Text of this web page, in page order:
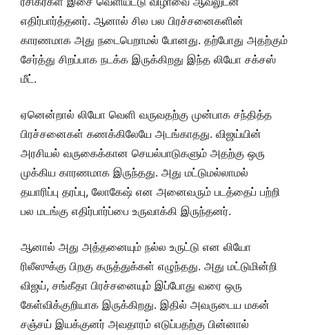
எதிர்பார்த்தனர். ஆனால் சில பல பிரச்சனைகளின்
காரணமாக அது நடைபெறாமல் போனது. தற்போது அதற்கும்
சேர்த்து சிறப்பாக நடக்க இருக்கிறது இந்த லியோ சக்சஸ்
மீட்.
ஏனென்றால் லியோ வெளி வருவதற்கு முன்பாக சந்தித்த
பிரச்சனைகள் கணக்கிலேயே அடங்காதது. விஜய்யின்
அரசியல் வருகைக்கான செயல்பாடுகளும் அதற்கு ஒரு
முக்கிய காரணமாக இருந்தது. அது மட்டுமல்லாமல்
தயாரிப்பு தரப்பு, லோகேஷ் என அனைவரும் படத்தைப் பற்றி
பல மடங்கு எதிர்பார்ப்பை உருவாக்கி இருந்தனர்.
ஆனால் அது அத்தனையும் நல்ல உருட்டு என லியோ
ரிலீஸுக்கு பிறகு கருத்துக்கள் எழுந்தது. அது மட்டுமின்றி
விஜய், சங்கீதா பிரச்சனையும் இப்போது வரை ஒரு
கேள்விக்குறியாக இருக்கிறது. இதில் அவருடைய மகன்
சஞ்சய் இயக்குனர் அவதாரம் எடுப்பதற்கு பின்னால்